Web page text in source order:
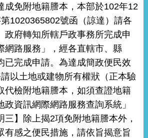
成免附地籍謄本，本部於102年12
1020365802號函（諒達）請各
政府轉知所轄戶政事務所完成申
網路服務」，經各直轄市、縣
已完成申請。為達成簡政便民效
以土地或建物所有權狀（正本驗
代檢附地籍謄本，如須查證地籍
政資訊網際網路服務查詢系統」
三】除上揭2項免附地籍謄本外，
有感之便民措施，請依旨揭意旨